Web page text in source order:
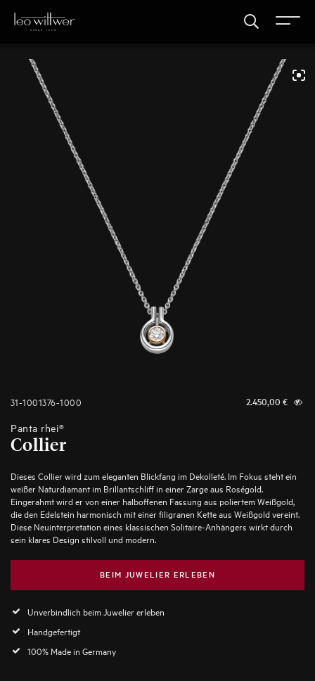
31-1001376-1000 2.450,00 €
Panta rhei®
Collier
Dieses Collier wird zum eleganten Blickfang im Dekolleté. Im Fokus steht ein
weißer Naturdiamant im Brillantschliff in einer Zarge aus Roségold.
Eingerahmt wird er von einer halboffenen Fassung aus poliertem Weißgold,
die den Edelstein harmonisch mit einer filigranen Kette aus Weißgold vereint.
Diese Neuinterpretation eines klassischen Solitaire-Anhängers wirkt durch
sein klares Design stilvoll und modern.
BEIM JUWELIER ERLEBEN
Unverbindlich beim Juwelier erleben
Handgefertigt
100% Made in Germany